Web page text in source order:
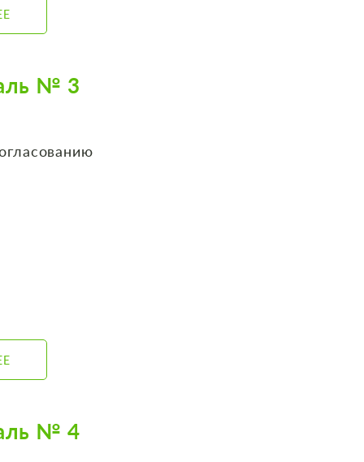
№ 3
№ 4